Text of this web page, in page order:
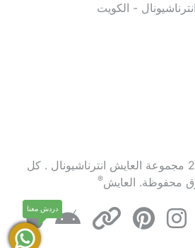
- الكويت
حقوق النشر © 2025 مجموعة العايش انترناشيونال . كل
محفوظة. العايش®
دردش معنا